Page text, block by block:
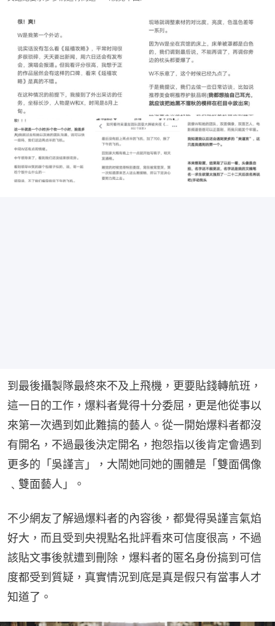
到最後攝製隊最終來不及上飛機，更要貼錢轉航班，
這一日的工作，爆料者覺得十分委屈，更是他從事以
來第一次遇到如此難搞的藝人。從一開始爆料者都沒
有開名，不過最後決定開名，抱怨指以後肯定會遇到
更多的「吳謹言」，大鬧她同她的團體是「雙面偶像
﹑雙面藝人」。
不少網友了解過爆料者的內容後，都覺得吳謹言氣焰
好大，而且受到央視點名批評看來可信度很高，不過
該貼文事後就遭到刪除，爆料者的匿名身份搞到可信
度都受到質疑，真實情況到底是真是假只有當事人才
知道了。